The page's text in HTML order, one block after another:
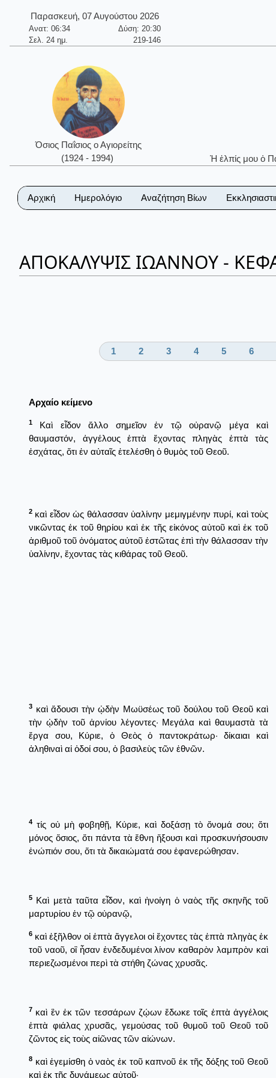
Παρασκευή, 07 Αυγούστου 2026
Ανατ: 06:34
Δύση: 20:30
Σελ. 24 ημ.
219-146
Όσιος Παΐσιος ο Αγιορείτης
(1924 - 1994)
Ἡ ἐλπίς μου ὁ
Αρχική Ημερολόγιο Αναζήτηση Βίων
ΑΠΟΚΑΛΥΨΙΣ ΙΩΑΝΝΟΥ -
1 2 3 4 5 6
Αρχαίο κείμενο
1
Καὶ εἶδον ἄλλο σημεῖον ἐν τῷ οὐρανῷ μέγα καὶ
θαυμαστόν, ἀγγέλους ἑπτὰ ἔχοντας πληγὰς ἑπτὰ τὰς
ἐσχάτας, ὅτι ἐν αὐταῖς ἐτελέσθη ὁ θυμὸς τοῦ Θεοῦ.
2 καὶ εἶδον ὡς θάλασσαν ὑαλίνην μεμιγμένην πυρί, καὶ τοὺς
νικῶντας ἐκ τοῦ θηρίου καὶ ἐκ τῆς εἰκόνος αὐτοῦ καὶ ἐκ τοῦ
ἀριθμοῦ τοῦ ὀνόματος αὐτοῦ ἑστῶτας ἐπὶ τὴν θάλασσαν τὴν
ὑαλίνην, ἔχοντας τὰς κιθάρας τοῦ Θεοῦ.
3 καὶ ἄδουσι τὴν ᾠδὴν Μωϋσέως τοῦ δούλου τοῦ Θεοῦ καὶ
τὴν ᾠδὴν τοῦ ἀρνίου λέγοντες· Μεγάλα καὶ θαυμαστὰ τὰ
ἔργα σου, Κύριε, ὁ Θεὸς ὁ παντοκράτωρ· δίκαιαι καὶ
ἀληθιναὶ αἱ ὁδοί σου, ὁ βασιλεὺς τῶν ἐθνῶν.
4 τίς οὐ μὴ φοβηθῇ, Κύριε, καὶ δοξάσῃ τὸ ὄνομά σου; ὅτι
μόνος ὅσιος, ὅτι πάντα τὰ ἔθνη ἥξουσι καὶ προσκυνήσουσιν
ἐνώπιόν σου, ὅτι τὰ δικαιώματά σου ἐφανερώθησαν.
5 Καὶ μετὰ ταῦτα εἶδον, καὶ ἠνοίγη ὁ ναὸς τῆς σκηνῆς τοῦ
μαρτυρίου ἐν τῷ οὐρανῷ,
6 καὶ ἐξῆλθον οἱ ἑπτὰ ἄγγελοι οἱ ἔχοντες τὰς ἑπτὰ πληγὰς ἐκ
τοῦ ναοῦ, οἳ ἦσαν ἐνδεδυμένοι λίνον καθαρὸν λαμπρὸν καὶ
περιεζωσμένοι περὶ τὰ στήθη ζώνας χρυσᾶς.
7 καὶ ἓν ἐκ τῶν τεσσάρων ζῴων ἔδωκε τοῖς ἑπτὰ ἀγγέλοις
ἑπτὰ φιάλας χρυσᾶς, γεμούσας τοῦ θυμοῦ τοῦ Θεοῦ τοῦ
ζῶντος εἰς τοὺς αἰῶνας τῶν αἰώνων.
8 καὶ ἐγεμίσθη ὁ ναὸς ἐκ τοῦ καπνοῦ ἐκ τῆς δόξης τοῦ Θεοῦ
καὶ ἐκ τῆς δυνάμεως αὐτοῦ·